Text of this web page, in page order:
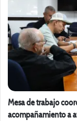
Mesa de trabajo
acompañamiento a